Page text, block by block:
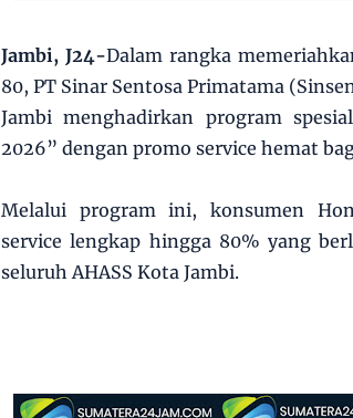
Jambi, J24-Dalam rangka
80, PT Sinar Sentosa Primatama
Jambi menghadirkan program
2026” dengan promo service hemat
Melalui program ini, konsumen
service lengkap hingga 80% yang
seluruh AHASS Kota Jambi.